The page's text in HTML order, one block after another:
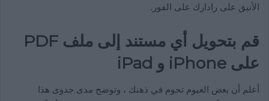
الأنيق على رادارك على الفور.
قم بتحويل أي مستند إلى ملف PDF
على iPhone و iPad
أعلم أن بعض الغيوم تحوم في ذهنك ، وتوضح مدى جدوى هذا